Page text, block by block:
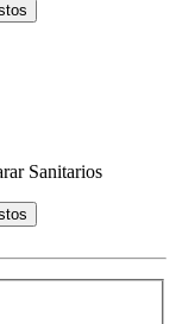
Sanitarios